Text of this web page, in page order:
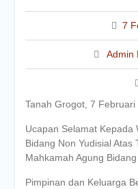
7
Admin
Tanah Grogot, 7 Februari
Ucapan Selamat Kepada
Bidang Non Yudisial Atas
Mahkamah Agung
Pimpinan dan Keluarga